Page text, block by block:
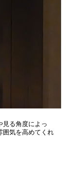
見る角度によっ
囲気を高めてくれ